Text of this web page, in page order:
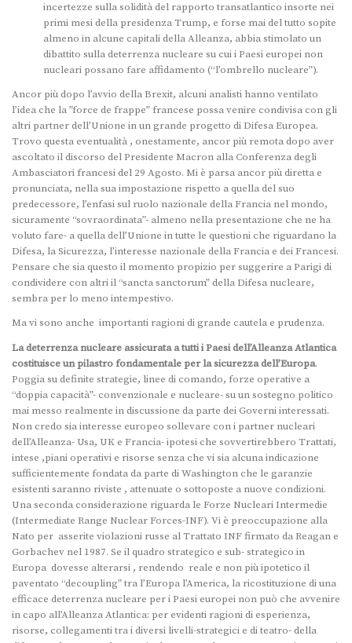
incertezze sulla solidità del rapporto transatlantico insorte nei
primi mesi della presidenza Trump, e forse mai del tutto sopite
almeno in alcune capitali della Alleanza, abbia stimolato un
dibattito sulla deterrenza nucleare su cui i Paesi europei non
nucleari possano fare affidamento (“l’ombrello nucleare”).
Ancor più dopo l’avvio della Brexit, alcuni analisti hanno ventilato
l’idea che la ”force de frappe” francese possa venire condivisa con gli
altri partner dell’Unione in un grande progetto di Difesa Europea.
Trovo questa eventualità , onestamente, ancor più remota dopo aver
ascoltato il discorso del Presidente Macron alla Conferenza degli
Ambasciatori francesi del 29 Agosto. Mi è parsa ancor più diretta e
pronunciata, nella sua impostazione rispetto a quella del suo
predecessore, l’enfasi sul ruolo nazionale della Francia nel mondo,
sicuramente “sovraordinata”- almeno nella presentazione che ne ha
voluto fare- a quella dell’Unione in tutte le questioni che riguardano la
Difesa, la Sicurezza, l’interesse nazionale della Francia e dei Francesi.
Pensare che sia questo il momento propizio per suggerire a Parigi di
condividere con altri il “sancta sanctorum” della Difesa nucleare,
sembra per lo meno intempestivo.
Ma vi sono anche importanti ragioni di grande cautela e prudenza.
La deterrenza nucleare assicurata a tutti i Paesi dell’Alleanza Atlantica
costituisce un pilastro fondamentale per la sicurezza dell’Europa.
Poggia su definite strategie, linee di comando, forze operative a
“doppia capacità”- convenzionale e nucleare- su un sostegno politico
mai messo realmente in discussione da parte dei Governi interessati.
Non credo sia interesse europeo sollevare con i partner nucleari
dell’Alleanza- Usa, UK e Francia- ipotesi che sovvertirebbero Trattati,
intese ,piani operativi e risorse senza che vi sia alcuna indicazione
sufficientemente fondata da parte di Washington che le garanzie
esistenti saranno riviste , attenuate o sottoposte a nuove condizioni.
Una seconda considerazione riguarda le Forze Nucleari Intermedie
(Intermediate Range Nuclear Forces-INF). Vi è preoccupazione alla
Nato per asserite violazioni russe al Trattato INF firmato da Reagan e
Gorbachev nel 1987. Se il quadro strategico e sub- strategico in
Europa dovesse alterarsi , rendendo reale e non più ipotetico il
paventato “decoupling” tra l’Europa l’America, la ricostituzione di una
efficace deterrenza nucleare per i Paesi europei non può che avvenire
in capo all’Alleanza Atlantica: per evidenti ragioni di esperienza,
risorse, collegamenti tra i diversi livelli-strategici e di teatro- della